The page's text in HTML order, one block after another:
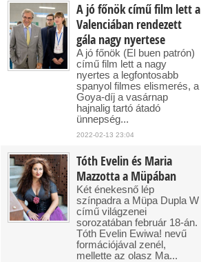
A jó főnök című film lett a
Valenciában rendezett
gála nagy nyertese
A jó főnök (El buen patrón)
című film lett a nagy
nyertes a legfontosabb
spanyol filmes elismerés, a
Goya-díj a vasárnap
hajnalig tartó átadó
ünnepség...
2022-02-13 23:04
Tóth Evelin és Maria
Mazzotta a Müpában
Két énekesnő lép
színpadra a Müpa Dupla W
című világzenei
sorozatában február 18-án.
Tóth Evelin Ewiwa! nevű
formációjával zenél,
mellette az olasz Ma...